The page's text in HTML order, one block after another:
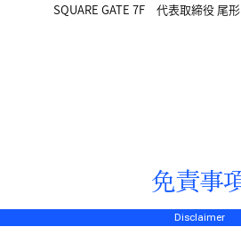
SQUARE GATE 7F 代表取締役 尾形
免責事
Disclaimer